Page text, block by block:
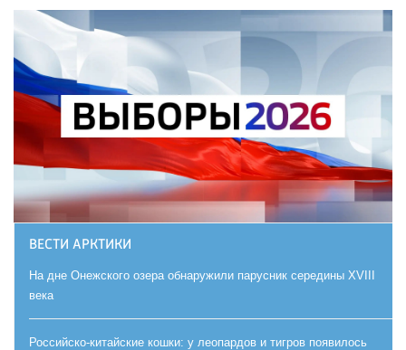
ВЕСТИ АРКТИКИ
На дне Онежского озера обнаружили парусник середины XVIII
века
Российско-китайские кошки: у леопардов и тигров появилось